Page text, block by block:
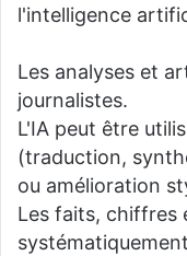
l'intelligence
Les analyses et
journalistes.
L'IA peut être
(traduction,
ou amélioration
Les faits, chiffres